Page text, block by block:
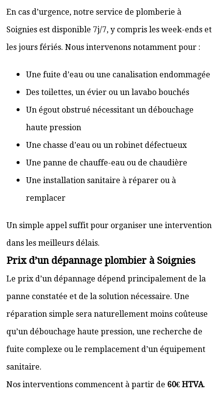
En cas d’urgence, notre service de plomberie à
Soignies est disponible 7j/7, y compris les week-ends et
les jours fériés. Nous intervenons notamment pour :
Une fuite d’eau ou une canalisation endommagée
Des toilettes, un évier ou un lavabo bouchés
Un égout obstrué nécessitant un débouchage
haute pression
Une chasse d’eau ou un robinet défectueux
Une panne de chauffe-eau ou de chaudière
Une installation sanitaire à réparer ou à
remplacer
Un simple appel suffit pour organiser une intervention
dans les meilleurs délais.
Prix d’un dépannage plombier à Soignies
Le prix d’un dépannage dépend principalement de la
panne constatée et de la solution nécessaire. Une
réparation simple sera naturellement moins coûteuse
qu’un débouchage haute pression, une recherche de
fuite complexe ou le remplacement d’un équipement
sanitaire.
Nos interventions commencent à partir de 60€ HTVA.